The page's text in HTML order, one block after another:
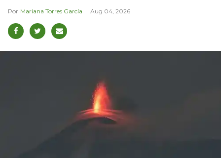
Mariana Torres García Aug 04, 2026